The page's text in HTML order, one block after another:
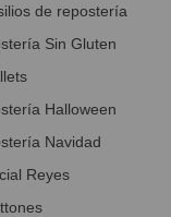
de repostería
Sin Gluten
Halloween
Navidad
Reyes